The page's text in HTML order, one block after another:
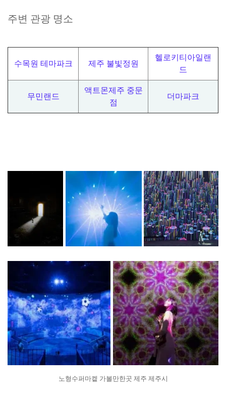
주변 관광 명소
수목원 테마파크 제주 불빛정원
헬로키티아일랜
드
무민랜드
액트몬제주 중문
점
더마파크
노형수퍼마켙 가볼만한곳 제주 제주시